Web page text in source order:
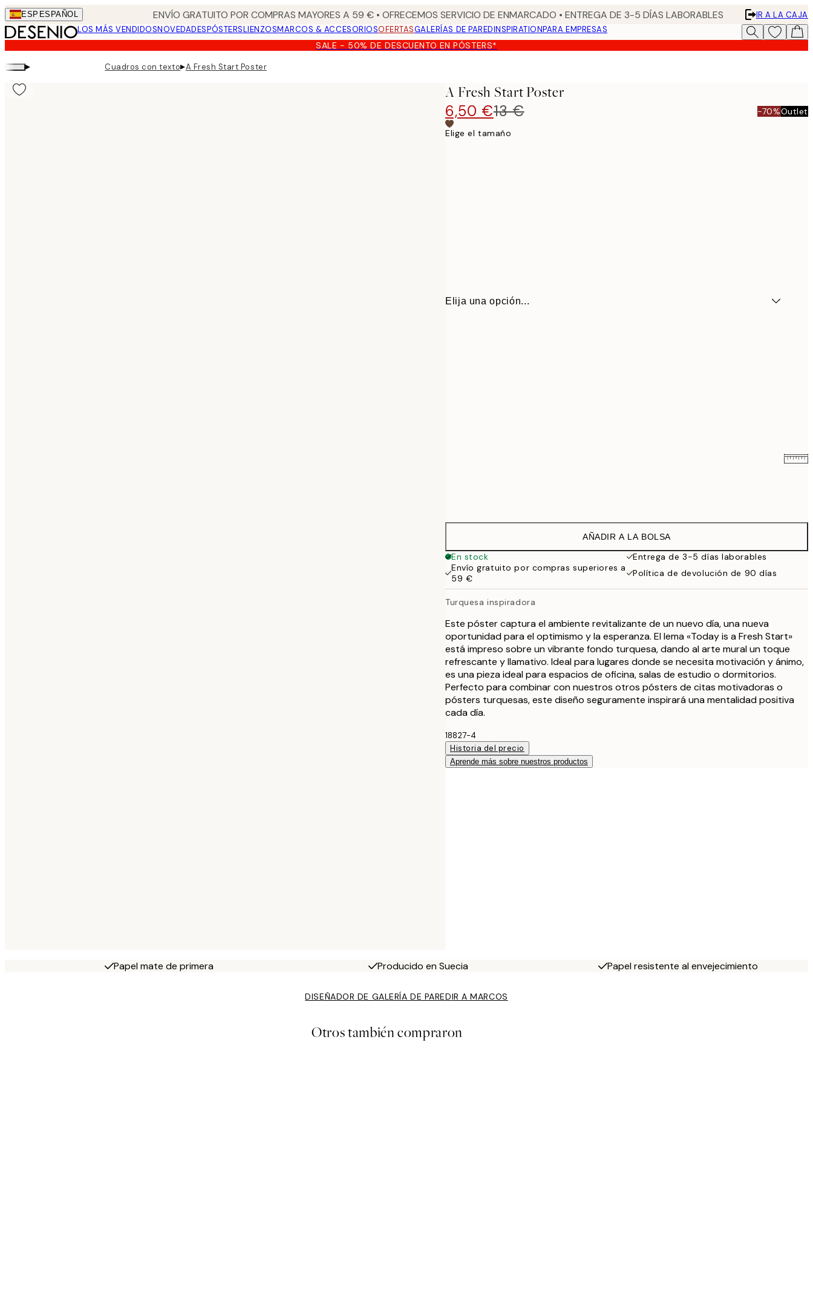
Skip
to
main
content.
ESP ESPAÑOL ENVÍO GRATUITO POR COMPRAS MAYORES A 59 € • OFRECEMOS SERVICIO DE ENMARCADO • ENTREGA DE 3-5 DÍAS LABORABLES
IR A LA CAJA
LOS MÁS VENDIDOSNOVEDADESPÓSTERSLIENZOSMARCOS & ACCESORIOSOFERTASGALERÍAS DE PAREDINSPIRATIONPARA EMPRESAS
SALE - 50% DE DESCUENTO EN PÓSTERS*
▸ Cuadros con texto▸A Fresh Start Poster
A Fresh Start Poster
6,50 €13 € -70%Outlet
Elige el tamaño
Elija una opción...
19,95 €
AÑADIR A LA BOLSA
En stock
Entrega de 3-5 días laborables
Envío gratuito por compras superiores a
59 €
Política de devolución de 90 días
Turquesa inspiradora
Este póster captura el ambiente revitalizante de un nuevo día, una nueva
oportunidad para el optimismo y la esperanza. El lema «Today is a Fresh Start»
está impreso sobre un vibrante fondo turquesa, dando al arte mural un toque
refrescante y llamativo. Ideal para lugares donde se necesita motivación y ánimo,
es una pieza ideal para espacios de oficina, salas de estudio o dormitorios.
Perfecto para combinar con nuestros otros pósters de citas motivadoras o
pósters turquesas, este diseño seguramente inspirará una mentalidad positiva
cada día.
18827-4
Historia del precio
Aprende más sobre nuestros productos
Papel mate de primera Producido en Suecia Papel resistente al envejecimiento
DISEÑADOR DE GALERÍA DE PAREDIR A MARCOS
Otros también compraron